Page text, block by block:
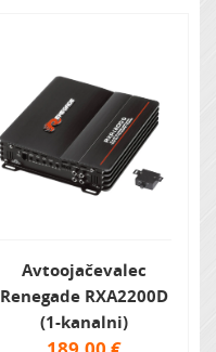
Avtoojačevalec
Renegade RXA2200D
(1-kanalni)